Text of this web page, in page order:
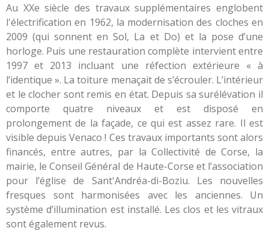
Au XXe siècle des travaux supplémentaires englobent
l'électrification en 1962, la modernisation des cloches en
2009 (qui sonnent en Sol, La et Do) et la pose d’une
horloge. Puis une restauration complète intervient entre
1997 et 2013 incluant une réfection extérieure « à
l’identique ». La toiture menaçait de s’écrouler. L’intérieur
et le clocher sont remis en état. Depuis sa surélévation il
comporte quatre niveaux et est disposé en
prolongement de la façade, ce qui est assez rare. Il est
visible depuis Venaco ! Ces travaux importants sont alors
financés, entre autres, par la Collectivité de Corse, la
mairie, le Conseil Général de Haute-Corse et l’association
pour l’église de Sant'Andréa-di-Boziu. Les nouvelles
fresques sont harmonisées avec les anciennes. Un
système d’illumination est installé. Les clos et les vitraux
sont également revus.